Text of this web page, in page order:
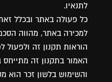
לתנאיו.
כל פעולה באתר ובכלל
למכירה באתר, מהווה
הוראות תקנון זה ולפעול
האמור בתקנון זה מתייחס
והשימוש בלשון זכר הוא